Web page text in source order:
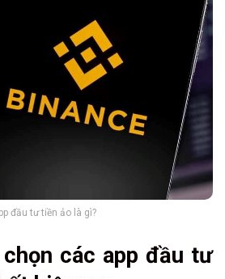
đầu tư tiền ảo là gì?
các app đầu tư